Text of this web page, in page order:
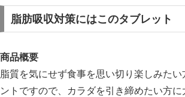
脂肪吸収対策にはこのタブレット
商品概要
脂質を気にせず食事を思い切り楽しみたい
ントですので、カラダを引き締めたい方に